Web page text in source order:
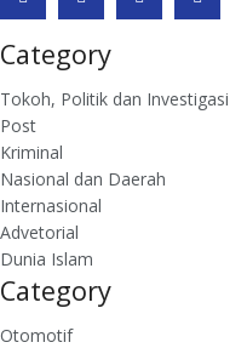
Category
Tokoh, Politik dan Investigasi
Post
Kriminal
Nasional dan Daerah
Internasional
Advetorial
Dunia Islam
Category
Otomotif